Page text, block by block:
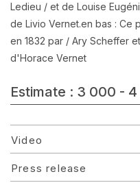
Ledieu / et de Louise
de Livio Vernet.en bas : Ce
en 1832 par / Ary Scheffer
d'Horace Vernet
Estimate : 3 000 -
Video
Press release